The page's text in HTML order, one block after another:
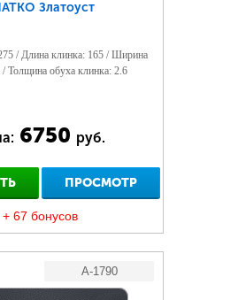
Златоуст
/ Длина клинка: 165 / Ширина
/ Толщина обуха клинка: 2.6
6750 руб.
ПРОСМОТР
+ 67 бонусов
A-1790